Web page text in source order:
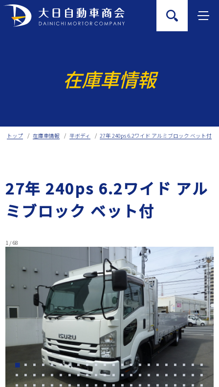
Skip
content
在庫車情報
トップ 在庫車情報 平ボディ 27年 240ps 6.2ワイド アルミブロック ベット付
27年 240ps 6.2ワイド アル
ミブロック ベット付
1 / 68